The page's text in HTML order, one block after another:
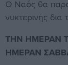
Ο Ναός θα
νυκτερινής
ΤΗΝ ΗΜΕΡΑΝ
ΗΜΕΡΑΝ